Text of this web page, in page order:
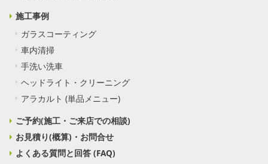
施工事例
ガラスコーティング
車内清掃
手洗い洗車
ヘッドライト・クリーニング
アラカルト (単品メニュー)
ご予約(施工・ご来店での相談)
お見積り(概算)・お問合せ
よくある質問と回答 (FAQ)